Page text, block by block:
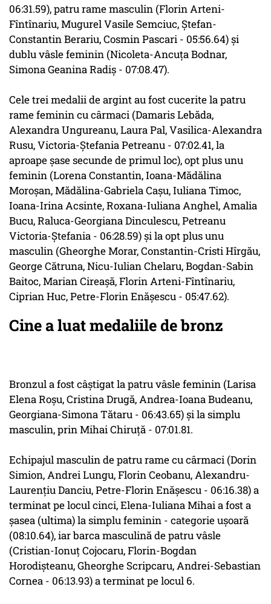
06:31.59), patru rame masculin (Florin Arteni-
Fîntînariu, Mugurel Vasile Semciuc, Ştefan-
Constantin Berariu, Cosmin Pascari - 05:56.64) şi
dublu vâsle feminin (Nicoleta-Ancuţa Bodnar,
Simona Geanina Radiş - 07:08.47).
Cele trei medalii de argint au fost cucerite la patru
rame feminin cu cârmaci (Damaris Lebăda,
Alexandra Ungureanu, Laura Pal, Vasilica-Alexandra
Rusu, Victoria-Ştefania Petreanu - 07:02.41, la
aproape şase secunde de primul loc), opt plus unu
feminin (Lorena Constantin, Ioana-Mădălina
Moroşan, Mădălina-Gabriela Caşu, Iuliana Timoc,
Ioana-Irina Acsinte, Roxana-Iuliana Anghel, Amalia
Bucu, Raluca-Georgiana Dinculescu, Petreanu
Victoria-Ştefania - 06:28.59) şi la opt plus unu
masculin (Gheorghe Morar, Constantin-Cristi Hîrgău,
George Cătruna, Nicu-Iulian Chelaru, Bogdan-Sabin
Baitoc, Marian Cireaşă, Florin Arteni-Fîntînariu,
Ciprian Huc, Petre-Florin Enăşescu - 05:47.62).
Cine a luat medaliile de bronz
Bronzul a fost câştigat la patru vâsle feminin (Larisa
Elena Roşu, Cristina Drugă, Andrea-Ioana Budeanu,
Georgiana-Simona Tătaru - 06:43.65) şi la simplu
masculin, prin Mihai Chiruţă - 07:01.81.
Echipajul masculin de patru rame cu cârmaci (Dorin
Simion, Andrei Lungu, Florin Ceobanu, Alexandru-
Laurenţiu Danciu, Petre-Florin Enăşescu - 06:16.38) a
terminat pe locul cinci, Elena-Iuliana Mihai a fost a
şasea (ultima) la simplu feminin - categorie uşoară
(08:10.64), iar barca masculină de patru vâsle
(Cristian-Ionuţ Cojocaru, Florin-Bogdan
Horodişteanu, Gheorghe Scripcaru, Andrei-Sebastian
Cornea - 06:13.93) a terminat pe locul 6.